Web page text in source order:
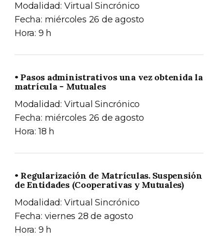
Modalidad: Virtual Sincrónico
Fecha: miércoles 26 de agosto
Hora: 9 h
• Pasos administrativos una vez obtenida la
matrícula - Mutuales
Modalidad: Virtual Sincrónico
Fecha: miércoles 26 de agosto
Hora: 18 h
• Regularización de Matrículas. Suspensión
de Entidades (Cooperativas y Mutuales)
Modalidad: Virtual Sincrónico
Fecha: viernes 28 de agosto
Hora: 9 h